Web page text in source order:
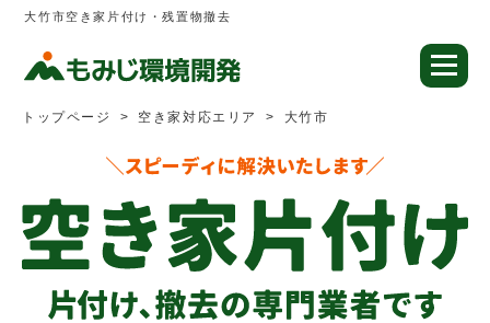
大竹市空き家片付け・残置物撤去
トップページ 空き家対応エリア 大竹市